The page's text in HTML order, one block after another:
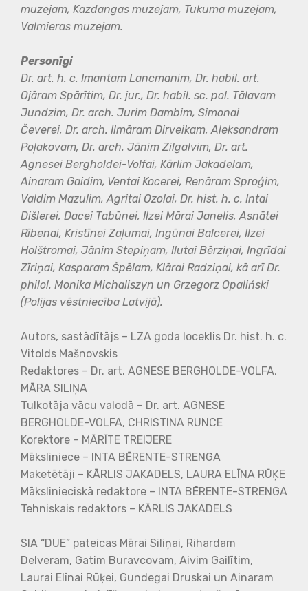
muzejam, Kazdangas muzejam, Tukuma muzejam,
Valmieras muzejam.
Personīgi
Dr. art. h. c. Imantam Lancmanim, Dr. habil. art.
Ojāram Spārītim, Dr. jur., Dr. habil. sc. pol. Tālavam
Jundzim, Dr. arch. Jurim Dambim, Simonai
Čeverei, Dr. arch. Ilmāram Dirveikam, Aleksandram
Poļakovam, Dr. arch. Jānim Zilgalvim, Dr. art.
Agnesei Bergholdei-Volfai, Kārlim Jakadelam,
Ainaram Gaidim, Ventai Kocerei, Renāram Sproģim,
Valdim Mazulim, Agritai Ozolai, Dr. hist. h. c. Intai
Dišlerei, Dacei Tabūnei, Ilzei Mārai Janelis, Asnātei
Rībenai, Kristīnei Zaļumai, Ingūnai Balcerei, Ilzei
Holštromai, Jānim Stepiņam, Ilutai Bērziņai, Ingrīdai
Zīriņai, Kasparam Špēlam, Klārai Radziņai, kā arī Dr.
philol. Monika Michaliszyn un Grzegorz Opaliński
(Polijas vēstniecība Latvijā).
Autors, sastādītājs – LZA goda loceklis Dr. hist. h. c.
Vitolds Mašnovskis
Redaktores – Dr. art. AGNESE BERGHOLDE-VOLFA,
MĀRA SILIŅA
Tulkotāja vācu valodā – Dr. art. AGNESE
BERGHOLDE-VOLFA, CHRISTINA RUNCE
Korektore – MĀRĪTE TREIJERE
Māksliniece – INTA BĒRENTE-STRENGA
Maketētāji – KĀRLIS JAKADELS, LAURA ELĪNA RŪĶE
Mākslinieciskā redaktore – INTA BĒRENTE-STRENGA
Tehniskais redaktors – KĀRLIS JAKADELS
SIA “DUE” pateicas Mārai Siliņai, Rihardam
Delveram, Gatim Buravcovam, Aivim Gailītim,
Laurai Elīnai Rūķei, Gundegai Druskai un Ainaram